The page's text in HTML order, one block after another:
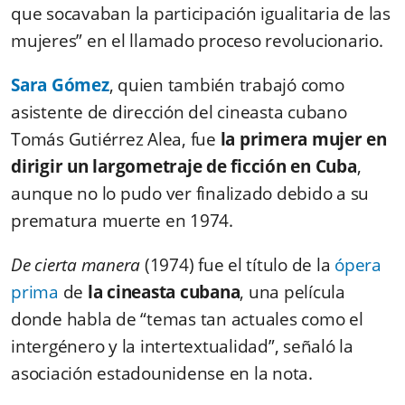
que socavaban la participación igualitaria de las
mujeres” en el llamado proceso revolucionario.
Sara Gómez, quien también trabajó como
asistente de dirección del cineasta cubano
Tomás Gutiérrez Alea, fue la primera mujer en
dirigir un largometraje de ficción en Cuba,
aunque no lo pudo ver finalizado debido a su
prematura muerte en 1974.
De cierta manera(1974) fue el título de la ópera
prima de la cineasta cubana, una película
donde habla de “temas tan actuales como el
intergénero y la intertextualidad”, señaló la
asociación estadounidense en la nota.